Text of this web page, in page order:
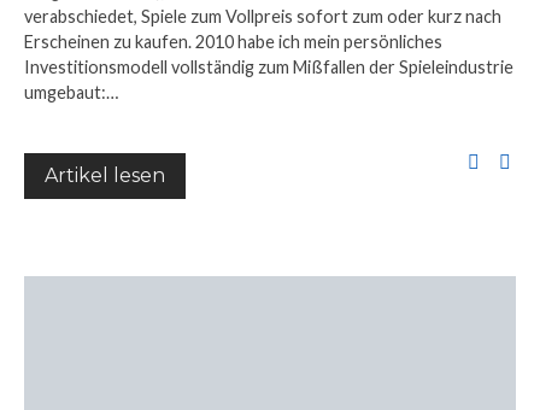
verabschiedet, Spiele zum Vollpreis sofort zum oder kurz nach
Erscheinen zu kaufen. 2010 habe ich mein persönliches
Investitionsmodell vollständig zum Mißfallen der Spieleindustrie
umgebaut:…
Artikel lesen